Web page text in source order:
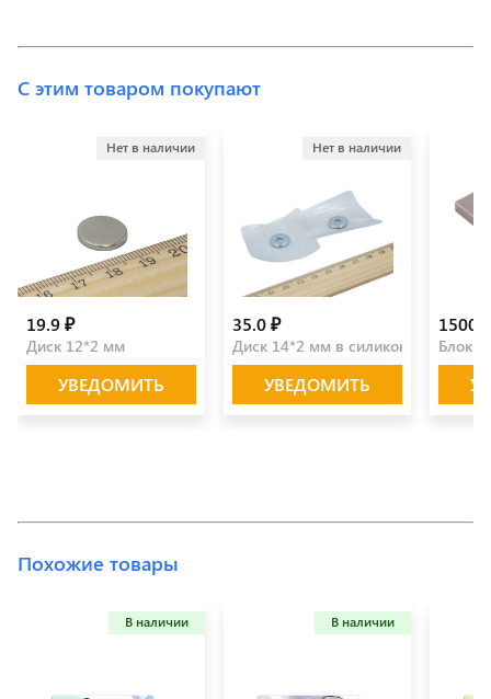
С этим товаром покупают
Нет в наличии
19.9 ₽
Диск 12*2 мм
УВЕДОМИТЬ
Нет в наличии
35.0 ₽
Диск 14*2 мм в силиконе (пара)
УВЕДОМИТЬ
Блок
Похожие товары
В наличии В наличии